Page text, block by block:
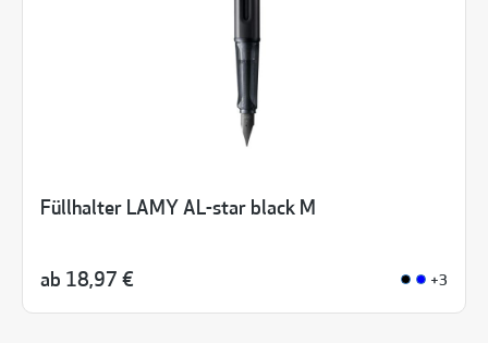
Füllhalter LAMY AL-star black M
ab 18,97 € +3